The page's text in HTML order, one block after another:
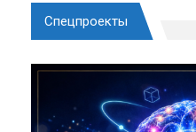
Спецпроекты